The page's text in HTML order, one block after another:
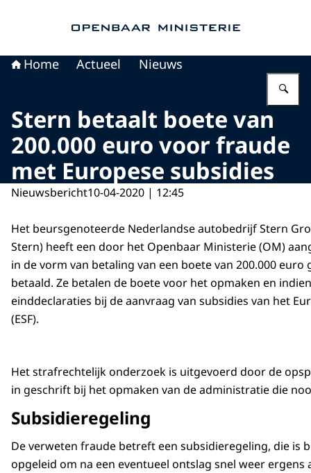
Home Actueel Nieuws
Stern betaalt boete van
200.000 euro voor fraude
met Europese subsidies
Nieuwsbericht10-04-2020 | 12:45
Het beursgenoteerde Nederlandse autobedrijf Stern
Stern) heeft een door het Openbaar Ministerie (OM)
in de vorm van betaling van een boete van 200.000 euro
betaald. Ze betalen de boete voor het opmaken en
einddeclaraties bij de aanvraag van subsidies van het
(ESF).
Het strafrechtelijk onderzoek is uitgevoerd door de
in geschrift bij het opmaken van de administratie die
Subsidieregeling
De verweten fraude betreft een subsidieregeling, die is
opgeleid om na een eventueel ontslag snel weer